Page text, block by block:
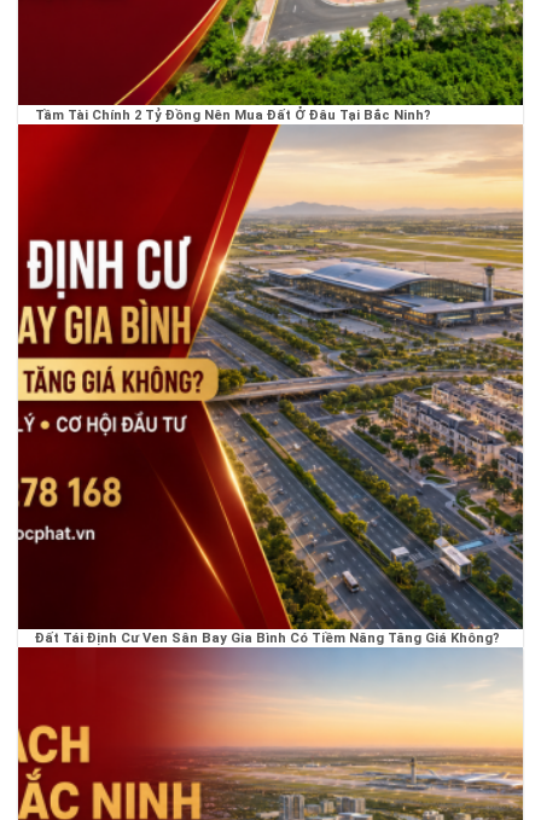
Tầm Tài Chính 2 Tỷ Đồng Nên Mua Đất Ở Đâu Tại Bắc Ninh?
Đất Tái Định Cư Ven Sân Bay Gia Bình Có Tiềm Năng Tăng Giá Không?